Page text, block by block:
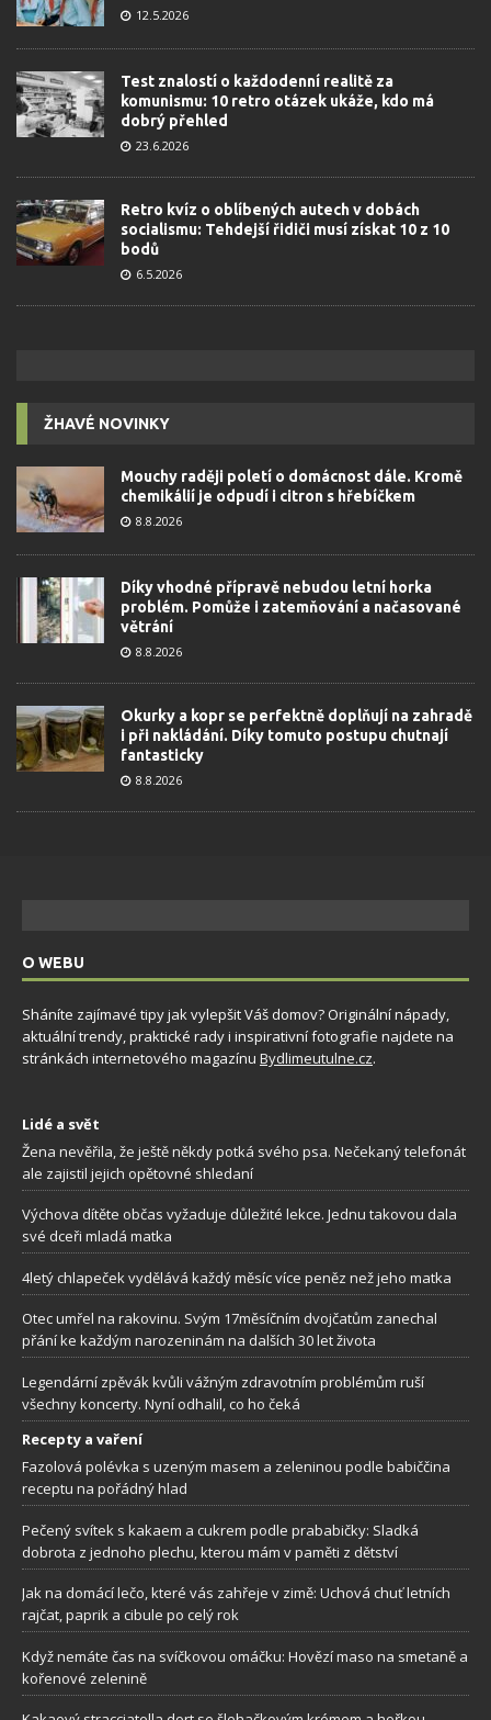
12.5.2026
Test znalostí o každodenní realitě za
komunismu: 10 retro otázek ukáže, kdo má
dobrý přehled
23.6.2026
Retro kvíz o oblíbených autech v dobách
socialismu: Tehdejší řidiči musí získat 10 z 10
bodů
6.5.2026
ŽHAVÉ NOVINKY
Mouchy raději poletí o domácnost dále. Kromě
chemikálií je odpudí i citron s hřebíčkem
8.8.2026
Díky vhodné přípravě nebudou letní horka
problém. Pomůže i zatemňování a načasované
větrání
8.8.2026
Okurky a kopr se perfektně doplňují na zahradě
i při nakládání. Díky tomuto postupu chutnají
fantasticky
8.8.2026
O WEBU
Sháníte zajímavé tipy jak vylepšit Váš domov? Originální nápady,
aktuální trendy, praktické rady i inspirativní fotografie najdete na
stránkách internetového magazínu Bydlimeutulne.cz.
Lidé a svět
Žena nevěřila, že ještě někdy potká svého psa. Nečekaný telefonát
ale zajistil jejich opětovné shledaní
Výchova dítěte občas vyžaduje důležité lekce. Jednu takovou dala
své dceři mladá matka
4letý chlapeček vydělává každý měsíc více peněz než jeho matka
Otec umřel na rakovinu. Svým 17měsíčním dvojčatům zanechal
přání ke každým narozeninám na dalších 30 let života
Legendární zpěvák kvůli vážným zdravotním problémům ruší
všechny koncerty. Nyní odhalil, co ho čeká
Recepty a vaření
Fazolová polévka s uzeným masem a zeleninou podle babiččina
receptu na pořádný hlad
Pečený svítek s kakaem a cukrem podle prababičky: Sladká
dobrota z jednoho plechu, kterou mám v paměti z dětství
Jak na domácí lečo, které vás zahřeje v zimě: Uchová chuť letních
rajčat, paprik a cibule po celý rok
Když nemáte čas na svíčkovou omáčku: Hovězí maso na smetaně a
kořenové zelenině